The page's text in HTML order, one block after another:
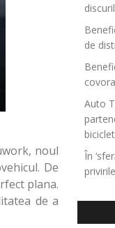
noul
De
plana.
de a
de
Auto
În